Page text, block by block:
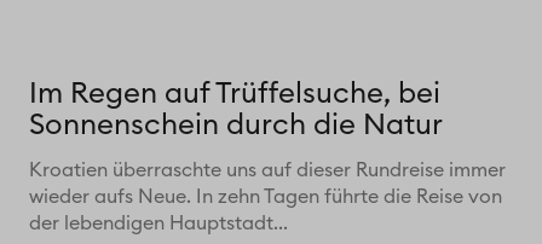
Im Regen auf Trüffelsuche, bei
Sonnenschein durch die Natur
Kroatien überraschte uns auf dieser Rundreise immer
wieder aufs Neue. In zehn Tagen führte die Reise von
der lebendigen Hauptstadt...